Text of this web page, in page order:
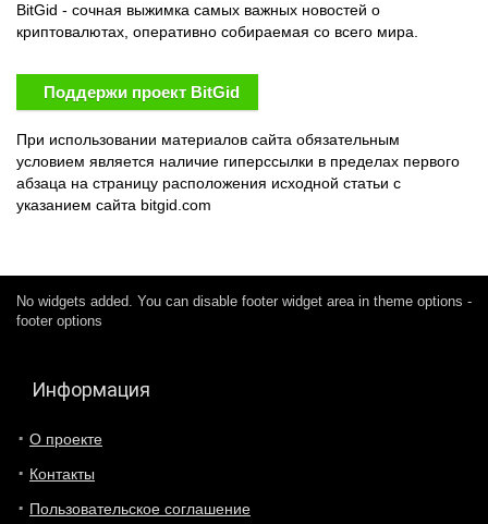
BitGid - сочная выжимка самых важных новостей о
криптовалютах, оперативно собираемая со всего мира.
Поддержи проект BitGid
При использовании материалов сайта обязательным
условием является наличие гиперссылки в пределах первого
абзаца на страницу расположения исходной статьи с
указанием сайта bitgid.com
No widgets added. You can disable footer widget area in theme options -
footer options
Информация
О проекте
Контакты
Пользовательское соглашение